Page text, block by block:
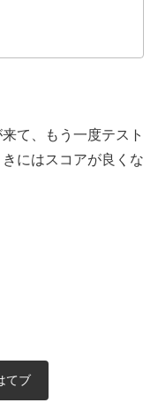
て、もう一度テスト
にはスコアが良くな
てブ